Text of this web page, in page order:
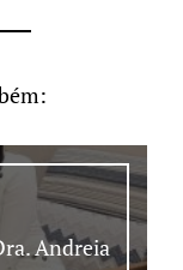
Andreia